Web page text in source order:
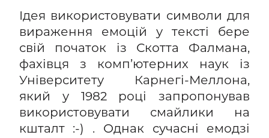
Ідея використовувати символи для
вираження емоцій у тексті бере
свій початок із Скотта Фалмана,
фахівця з комп’ютерних наук із
Університету Карнегі-Меллона,
який у 1982 році запропонував
використовувати смайлики на
кшталт :-) . Однак сучасні емодзі